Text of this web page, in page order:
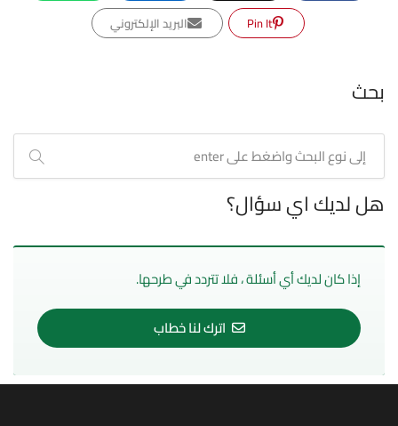
Pin It
البريد الإلكتروني
بحث
هل لديك اي سؤال؟
إذا كان لديك أي أسئلة ، فلا تتردد في طرحها.
اترك لنا خطاب